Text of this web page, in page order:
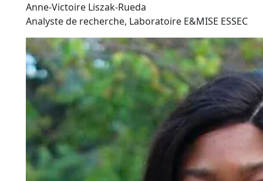
Anne-Victoire Liszak-Rueda
Analyste de recherche, Laboratoire E&MISE ESSEC